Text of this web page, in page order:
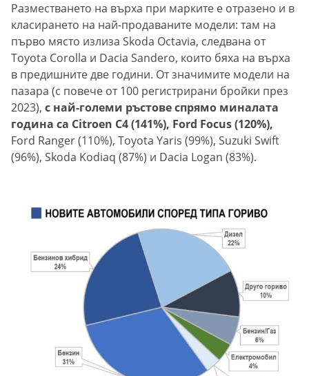
Разместването на върха при марките е отразено и в
класирането на най-продаваните модели: там на
първо място излиза Skoda Octavia, следвана от
Toyota Corolla и Dacia Sandero, които бяха на върха
в предишните две години. От значимите модели на
пазара (с повече от 100 регистрирани бройки през
2023), с най-големи ръстове спрямо миналата
година са Citroen C4 (141%), Ford Focus (120%),
Ford Ranger (110%), Toyota Yaris (99%), Suzuki Swift
(96%), Skoda Kodiaq (87%) и Dacia Logan (83%).